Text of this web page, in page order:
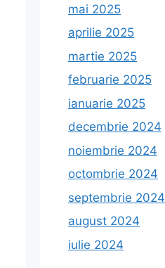
mai 2025
aprilie 2025
martie 2025
februarie 2025
ianuarie 2025
decembrie 2024
noiembrie 2024
octombrie 2024
septembrie 2024
august 2024
iulie 2024